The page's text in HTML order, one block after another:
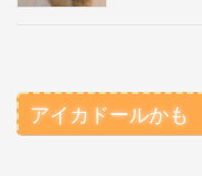
アイカドールか